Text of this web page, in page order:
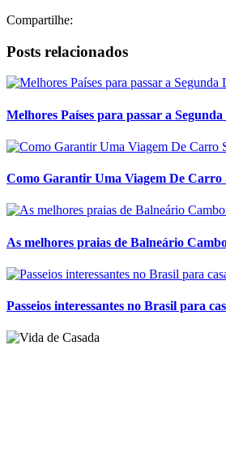
Compartilhe:
Posts relacionados
Melhores Países para passar a
Como Garantir Uma Viagem De Carro
As melhores praias de Balneário
Passeios interessantes no Brasil para